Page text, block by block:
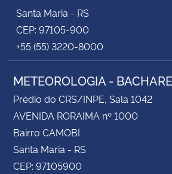
Santa Maria - RS
CEP: 97105-900
+55 (55) 3220-8000
METEOROLOGIA -
Prédio do CRS/INPE, Sala 1042
AVENIDA RORAIMA nº 1000
Bairro CAMOBI
Santa Maria - RS
CEP: 97105900